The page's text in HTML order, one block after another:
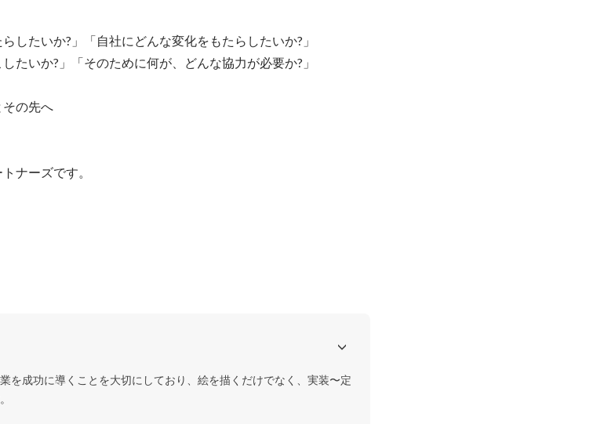
したいか?」「自社にどんな変化をもたらしたいか?」
たいか?」「そのために何が、どんな協力が必要か?」
その先へ
ナーズです。
を成功に導くことを大切にしており、絵を描くだけでなく、実装〜定